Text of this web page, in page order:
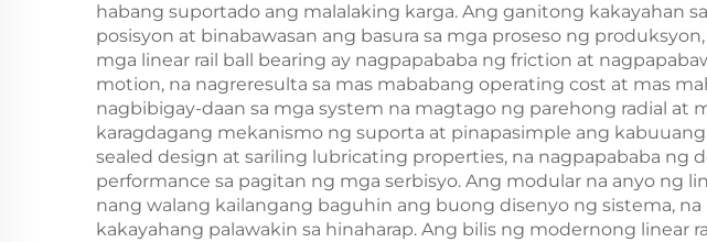
habang suportado ang malalaking karga. Ang ganitong kakayahan
posisyon at binabawasan ang basura sa mga proseso ng
mga linear rail ball bearing ay nagpapababa ng friction at
motion, na nagreresulta sa mas mababang operating cost at mas
nagbibigay-daan sa mga system na magtago ng parehong radial at
karagdagang mekanismo ng suporta at pinapasimple ang
sealed design at sariling lubricating properties, na nagpapababa
performance sa pagitan ng mga serbisyo. Ang modular na anyo ng
nang walang kailangang baguhin ang buong disenyo ng sistema,
kakayahang palawakin sa hinaharap. Ang bilis ng modernong linear